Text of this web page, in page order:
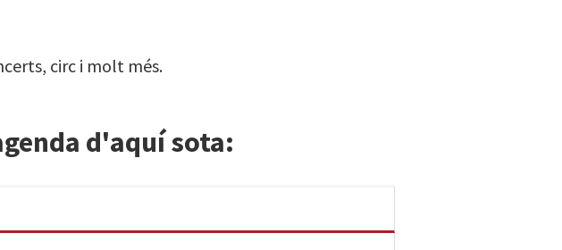
circ i molt més.
d'aquí sota: